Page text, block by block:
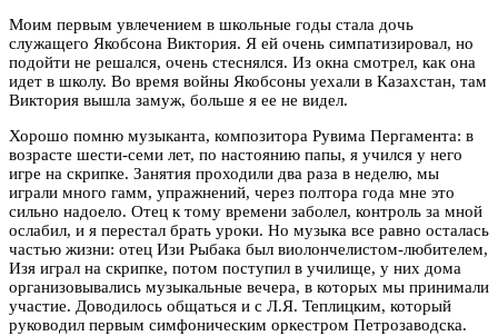
Моим первым увлечением в школьные годы стала дочь
служащего Якобсона Виктория. Я ей очень симпатизировал, но
подойти не решался, очень стеснялся. Из окна смотрел, как она
идет в школу. Во время войны Якобсоны уехали в Казахстан, там
Виктория вышла замуж, больше я ее не видел.
Хорошо помню музыканта, композитора Рувима Пергамента: в
возрасте шести-семи лет, по настоянию папы, я учился у него
игре на скрипке. Занятия проходили два раза в неделю, мы
играли много гамм, упражнений, через полтора года мне это
сильно надоело. Отец к тому времени заболел, контроль за мной
ослабил, и я перестал брать уроки. Но музыка все равно осталась
частью жизни: отец Изи Рыбака был виолончелистом-любителем,
Изя играл на скрипке, потом поступил в училище, у них дома
организовывались музыкальные вечера, в которых мы принимали
участие. Доводилось общаться и с Л.Я. Теплицким, который
руководил первым симфоническим оркестром Петрозаводска.